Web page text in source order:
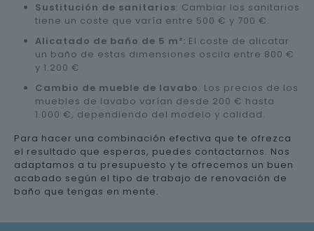
Sustitución de sanitarios: Cambiar los sanitarios
tiene un coste que varía entre 500 € y 700 €.
Alicatado de baño de 5 m²: El coste de alicatar
un baño de estas dimensiones oscila entre 800 €
y 1.200 €.
Cambio de mueble de lavabo: Los precios de los
muebles de lavabo varían desde 200 € hasta
1.000 €, dependiendo del modelo y calidad.
Para hacer una combinación efectiva que te ofrezca
el resultado que esperas, puedes contactarnos. Nos
adaptamos a tu presupuesto y te ofrecemos un buen
acabado según el tipo de trabajo de renovación de
baño que tengas en mente.